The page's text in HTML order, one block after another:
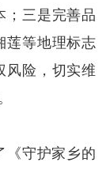
；三是完善品
莲等地理标志
风险，切实维
《守护家乡的